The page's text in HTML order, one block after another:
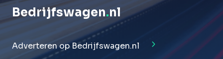
Bedrijfswagen.nl
Adverteren op Bedrijfswagen.nl